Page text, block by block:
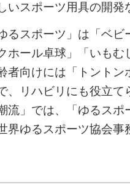
いスポーツ用具の開発
るスポーツ」は「ベビ
ホール卓球」「いもむ
者向けには「トントン
、リハビリにも役立て
流」では、「ゆるスポ
界ゆるスポーツ協会事